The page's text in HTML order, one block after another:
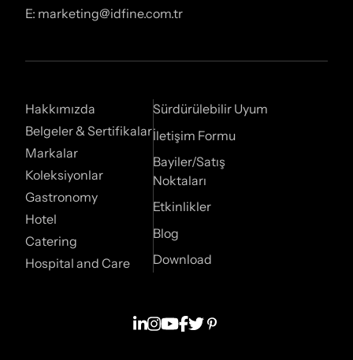
E: marketing@idfine.com.tr
Hakkımızda
Belgeler & Sertifikalar
Markalar
Koleksiyonlar
Gastronomy
Hotel
Catering
Hospital and Care
Sürdürülebilir Uyum
İletişim Formu
Bayiler/Satış
Noktaları
Etkinlikler
Blog
Download